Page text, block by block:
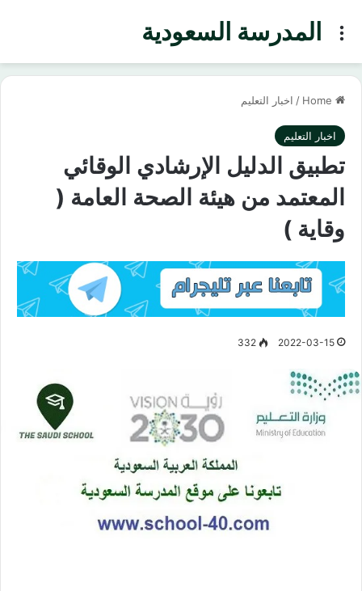
المدرسة السعوديةMenu
/ اخبار التعليم
اخبار التعليم
تطبيق الدليل الإرشادي الوقائي
المعتمد من هيئة الصحة العامة (
وقاية )
2022-03-15
332